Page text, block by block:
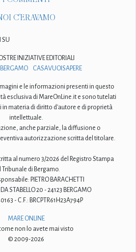
C'ERAVAMO
SU
INIZIATIVE EDITORIALI
CASAVUOISAPERE
e le informazioni presenti in questo
esclusiva di MareOnLine.it e sono tutelati
materia di diritto d'autore e di proprietà
intellettuale.
anche parziale, la diffusione o
autorizzazione scritta del titolare.
al numero 3/2026 del Registro Stampa
Tribunale di Bergamo.
PIETRO BARACHETTI
DA STABELLO 20 - 24123 BERGAMO
- C.F.: BRCPTR61H23A794P
MARE ONLINE
come non lo avete mai visto
© 2009-2026